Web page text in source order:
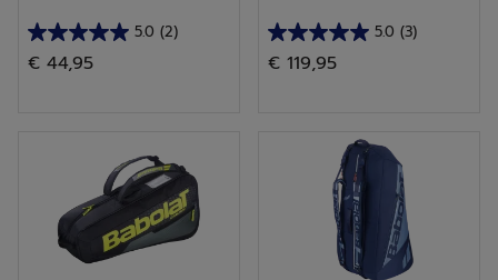
5.0 (2)
5.0
su
recensioni
€ 44,95
5.0 (3)
5.0
su
recensioni
€ 119,95